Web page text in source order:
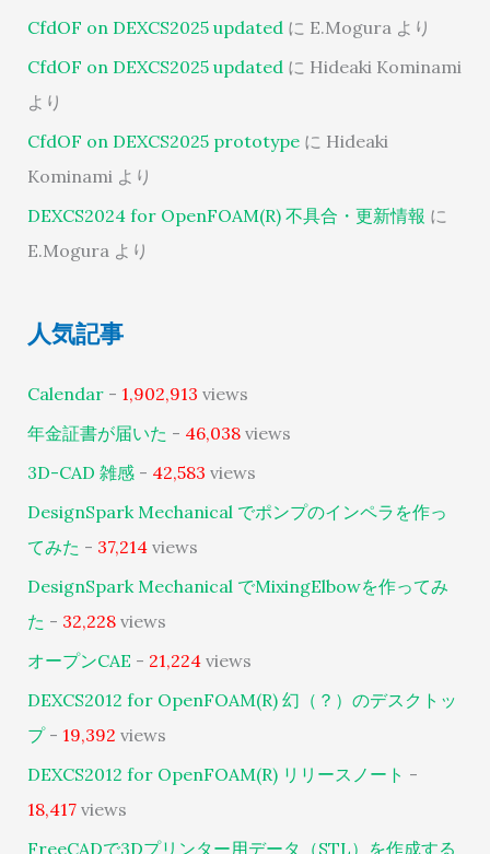
CfdOF on DEXCS2025 updated に E.Mogura より
CfdOF on DEXCS2025 updated に Hideaki Kominami
より
CfdOF on DEXCS2025 prototypeに Hideaki
Kominami より
DEXCS2024 for OpenFOAM(R) 不具合・更新情報 に
E.Mogura より
人気記事
Calendar- 1,902,913 views
年金証書が届いた - 46,038views
3D-CAD 雑感- 42,583 views
DesignSpark Mechanical でポンプのインペラを作っ
てみた - 37,214views
DesignSpark Mechanical でMixingElbowを作ってみ
た - 32,228views
オープンCAE - 21,224views
DEXCS2012 for OpenFOAM(R) 幻（？）のデスクトッ
プ- 19,392 views
DEXCS2012 for OpenFOAM(R) リリースノート -
18,417views
FreeCADで3Dプリンター用データ（STL）を作成する